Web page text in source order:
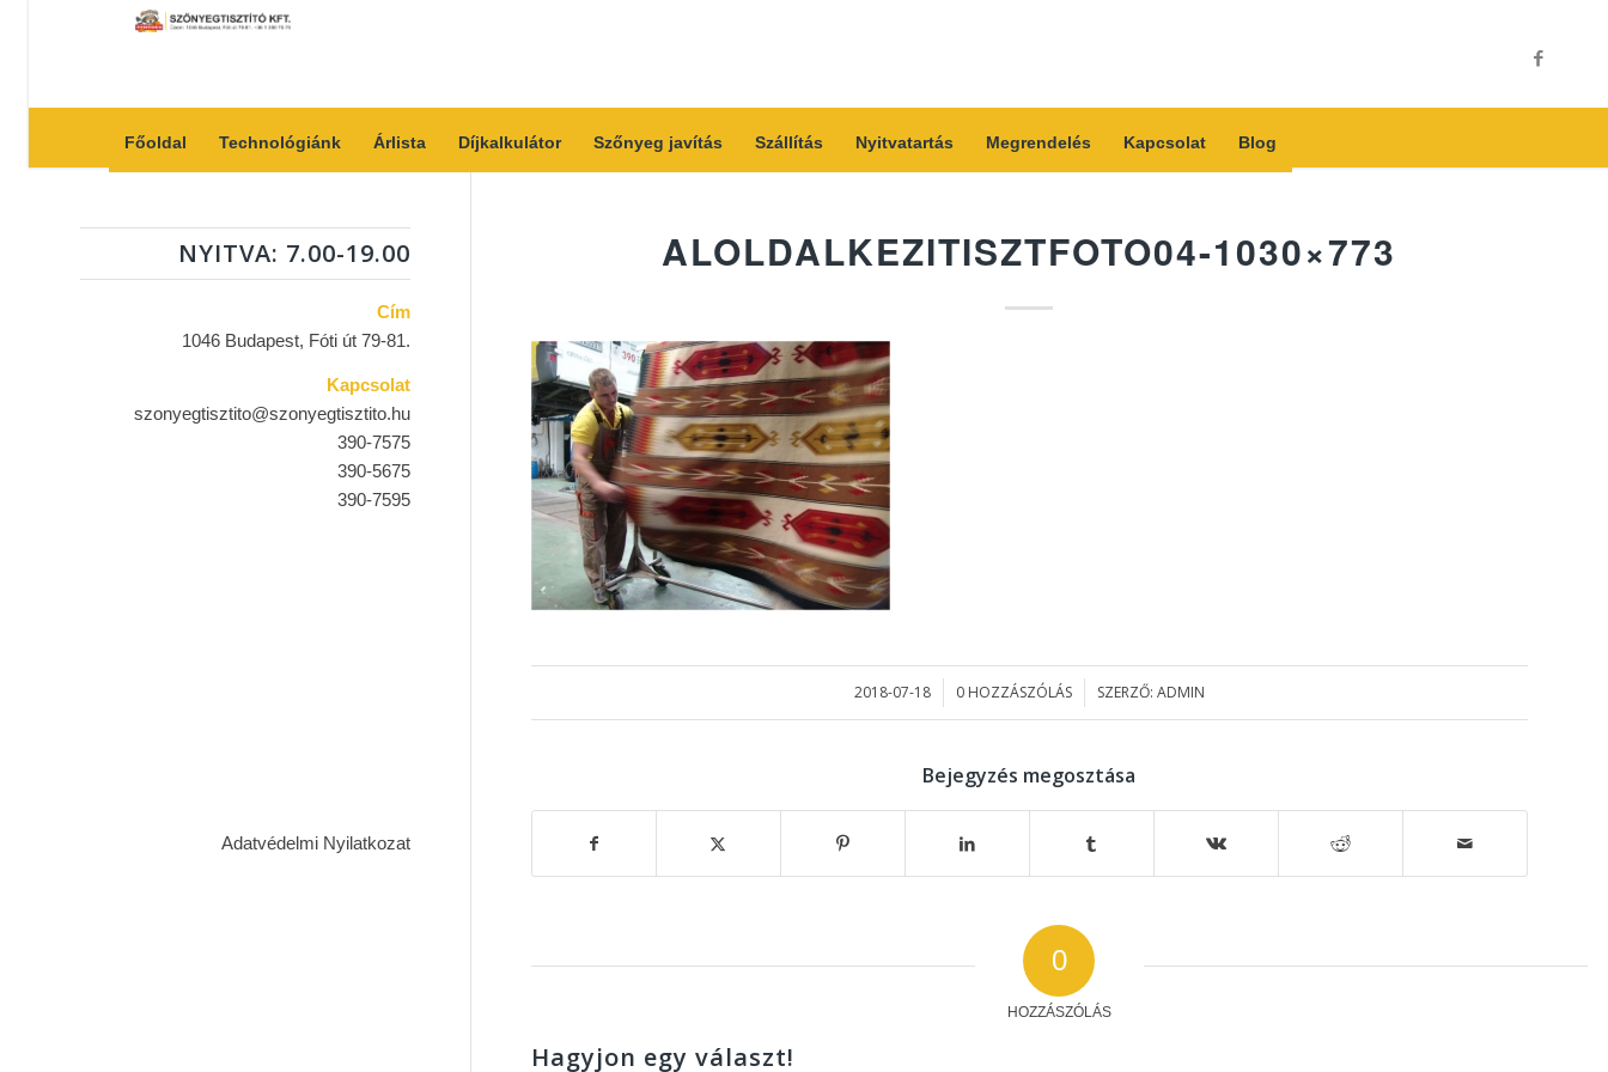
Főoldal Technológiánk Árlista Díjkalkulátor Szőnyeg javítás Szállítás Nyitvatartás Megrendelés Kapcsolat Blog
ALOLDALKEZITISZTFOTO04-1030×773
2018-07-18
/ 0 HOZZÁSZÓLÁS
/ SZERZŐ: ADMIN
Bejegyzés megosztása
0
HOZZÁSZÓLÁS
Hagyjon egy választ!
NYITVA: 7.00-19.00
Cím
1046 Budapest, Fóti út 79-81.
Kapcsolat
szonyegtisztito@szonyegtisztito.hu
390-7575
390-5675
390-7595
Adatvédelmi Nyilatkozat